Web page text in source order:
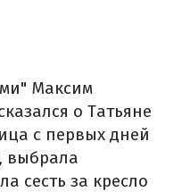
Максим
о Татьяне
с первых дней
выбрала
сесть за кресло